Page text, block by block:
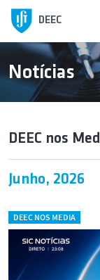
DEEC
Notícias
DEEC nos
Junho, 2026
DEEC NOS MEDIA